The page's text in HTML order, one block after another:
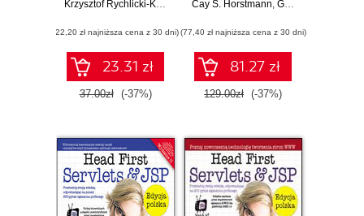
Krzysztof Rychlicki-Kicior
(22,20 zł najniższa cena z 30 dni)
23.31 zł
37.00zł (-37%)
Cay S. Horstmann, Gary Cornell
(77,40 zł najniższa cena z 30 dni)
81.27 zł
129.00zł (-37%)